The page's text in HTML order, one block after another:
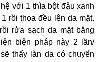
với 1 thìa bột đậu xanh
rồi thoa đều lên da mặt.
rửa sạch da mặt bằng
biện pháp này 2 lần/
thấy làn da có chuyển